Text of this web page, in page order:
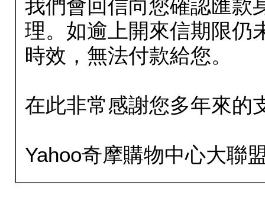
我們會回信向您確認匯款
理。如逾上開來信期限仍
時效，無法付款給您。
在此非常感謝您多年來的
Yahoo奇摩購物中心大